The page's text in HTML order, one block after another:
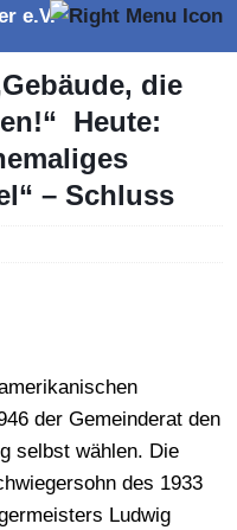
die
Heute:
– Schluss
der Gemeinderat den
selbst wählen. Die
des 1933
Ludwig